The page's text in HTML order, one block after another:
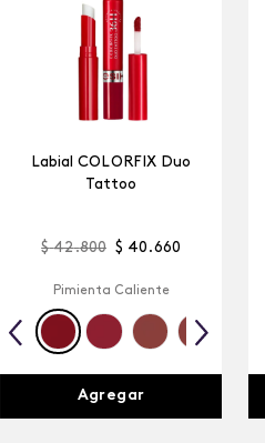
Labial COLORFIX Duo
Tattoo
$ 42.800 $ 40 .660
Pimienta Caliente
Agregar